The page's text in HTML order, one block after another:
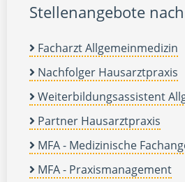
Stellenangebote
Facharzt Allgemeinmedizin
Nachfolger Hausarztpraxis
Weiterbildungsassistent
Partner Hausarztpraxis
MFA - Medizinische
MFA - Praxismanagement